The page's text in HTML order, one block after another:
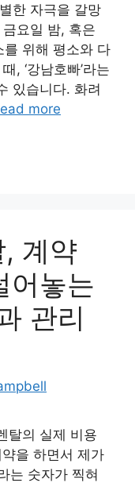
한 자극을 갈망
요일 밤, 혹은
를 위해 평소와 다
, ‘강남호빠’라는
있습니다. 화려
more
계약
어놓는
관리
탈의 실제 비용
을 하면서 제가
는 숫자가 찍혀